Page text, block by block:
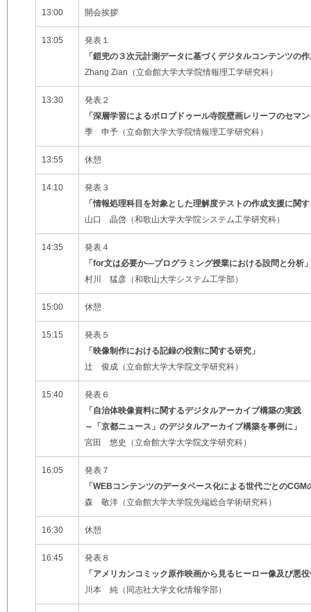
13:00 開会挨拶
13:05
発表１
「鎧兜の３次元計測データに基づくデジタルコンテンツの
Zhang Zian（立命館大学大学院情報理工学研究科）
13:30
発表２
「深層学習によるボロブドゥール寺院壁画レリーフのセマ
季 申予（立命館大学大学院情報理工学研究科）
13:55 休憩
14:10
発表３
「情報処理科目を対象とした理解度テストの作成支援に関
山口 晶啓（和歌山大学大学院システム工学研究科）
14:35
発表４
「for文は必要か―プログラミング授業における設問と分析
村川 猛彦（和歌山大学システム工学部）
15:00 休憩
15:15
発表５
「映像制作における記録の役割に関する研究」
辻 俊成（立命館大学大学院文学研究科）
15:40
発表６
「自治体映像資料に関するデジタルアーカイブ構築の実践
～「京都ニュース」のデジタルアーカイブ構築を事例に」
宮田 悠史（立命館大学大学院文学研究科）
16:05
発表７
「WEBコンテンツのデータベース化による世代ごとのCGM
森 敬洋（立命館大学大学院先端総合学術研究科）
16:30 休憩
16:45
発表８
「アメリカンコミック原作映画から見るヒーロー像及び悪
川本 純（同志社大学文化情報学部）